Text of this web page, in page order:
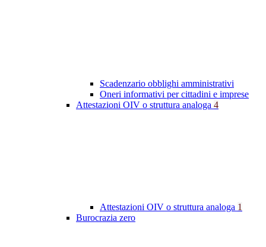
Scadenzario obblighi amministrativi
Oneri informativi per cittadini e imprese
Attestazioni OIV o struttura analoga 4
Attestazioni OIV o struttura analoga 1
Burocrazia zero